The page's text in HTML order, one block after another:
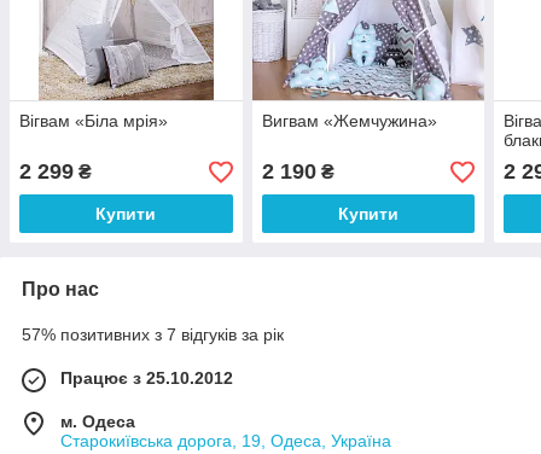
Вігвам «Біла мрія»
2 299 ₴
Купити
Вигвам «Жемчужина»
2 190₴
Купити
2
Про нас
57% позитивних з 7 відгуків за рік
Працює з 25.10.2012
м. Одеса
Старокиївська дорога, 19, Одеса, Україна